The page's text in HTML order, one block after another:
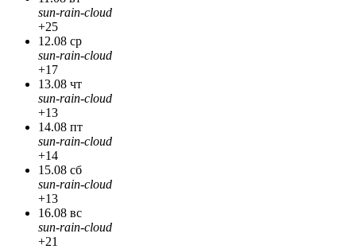
sun-rain-cloud
+25
12.08 ср
sun-rain-cloud
+17
13.08 чт
sun-rain-cloud
+13
14.08 пт
sun-rain-cloud
+14
15.08 сб
sun-rain-cloud
+13
16.08 вс
sun-rain-cloud
+21